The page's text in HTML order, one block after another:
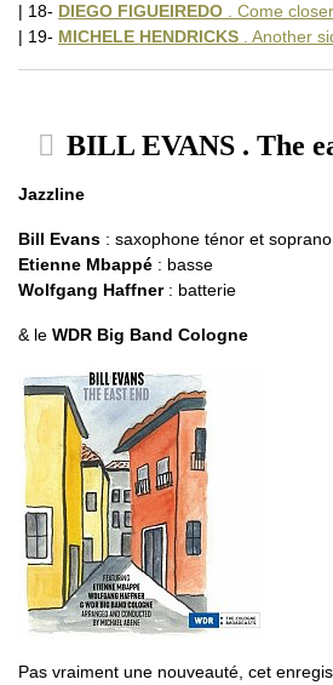
| 18- DIEGO FIGUEIREDO . Come closer
| 19- MICHELE HENDRICKS . Another
BILL EVANS . The
Jazzline
Bill Evans : saxophone ténor et soprano
Etienne Mbappé : basse
Wolfgang Haffner: batterie
& le WDR Big Band Cologne
Pas vraiment une nouveauté, cet